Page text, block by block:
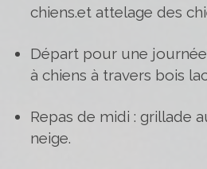
chiens.et attelage des
Départ pour une
à chiens à travers bois
Repas de midi : grillade
neige.